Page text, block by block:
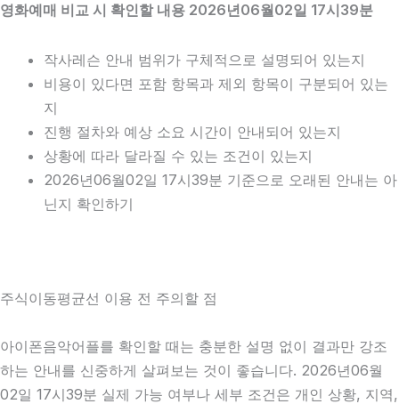
영화예매 비교 시 확인할 내용 2026년06월02일 17시39분
작사레슨 안내 범위가 구체적으로 설명되어 있는지
비용이 있다면 포함 항목과 제외 항목이 구분되어 있는
지
진행 절차와 예상 소요 시간이 안내되어 있는지
상황에 따라 달라질 수 있는 조건이 있는지
2026년06월02일 17시39분 기준으로 오래된 안내는 아
닌지 확인하기
주식이동평균선 이용 전 주의할 점
아이폰음악어플를 확인할 때는 충분한 설명 없이 결과만 강조
하는 안내를 신중하게 살펴보는 것이 좋습니다. 2026년06월
02일 17시39분 실제 가능 여부나 세부 조건은 개인 상황, 지역,